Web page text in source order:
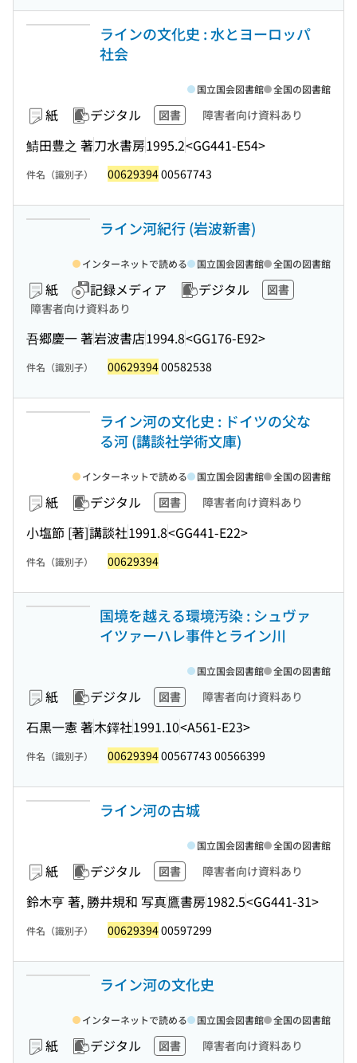
ラインの文化史 : 水とヨーロッパ
社会
紙 デジタル 図書 障害者向け資料あり
鯖田豊之 著刀水書房1995.2<GG441-E54>
国立国会図書館 全国の図書館
件名（識別子） 0062939400567743
ライン河紀行 (岩波新書)
紙 記録メディア デジタル
図書
障害者向け資料あり
吾郷慶一 著岩波書店1994.8<GG176-E92>
インターネットで読める 国立国会図書館 全国の図書館
件名（識別子） 0062939400582538
ライン河の文化史 : ドイツの父な
る河 (講談社学術文庫)
紙 デジタル 図書 障害者向け資料あり
小塩節 [著]講談社1991.8<GG441-E22>
インターネットで読める 国立国会図書館 全国の図書館
件名（識別子） 00629394
国境を越える環境汚染 : シュヴァ
イツァーハレ事件とライン川
紙 デジタル 図書 障害者向け資料あり
石黒一憲 著木鐸社1991.10<A561-E23>
国立国会図書館 全国の図書館
件名（識別子） 0062939400567743 00566399
ライン河の古城
紙 デジタル 図書 障害者向け資料あり
鈴木亨 著, 勝井規和 写真鷹書房1982.5<GG441-31>
国立国会図書館 全国の図書館
件名（識別子） 0062939400597299
ライン河の文化史
紙 デジタル 図書 障害者向け資料あり
インターネットで読める 国立国会図書館 全国の図書館